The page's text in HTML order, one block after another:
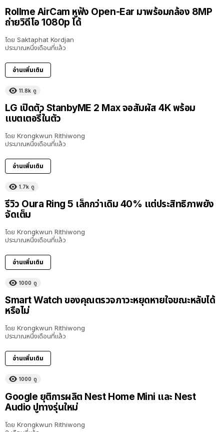
Rollme AirCam หูฟัง Open-Ear มาพร้อมกล้อง 8MP
ถ่ายวิดีโอ 1080p ได้
โดย Saktaphat Kordjan
ประมาณหนึ่งเดือนที่แล้ว
อ่านเพิ่มเติม
11.8k ดู
LG เปิดตัว StanbyME 2 Max จอสัมผัส 4K พร้อม
แบตเตอรี่ในตัว
โดย Krongkwun Rithiwong
ประมาณหนึ่งเดือนที่แล้ว
อ่านเพิ่มเติม
1.7k ดู
รีวิว Oura Ring 5 เล็กกว่าเดิม 40% แต่ประสิทธิภาพยัง
จัดเต็ม
โดย Krongkwun Rithiwong
ประมาณหนึ่งเดือนที่แล้ว
อ่านเพิ่มเติม
1000 ดู
Smart Watch ของคุณตรวจภาวะหยุดหายใจขณะหลับได้
หรือไม่
โดย Krongkwun Rithiwong
ประมาณหนึ่งเดือนที่แล้ว
อ่านเพิ่มเติม
1000 ดู
Google ยุติการผลิต Nest Home Mini และ Nest
Audio ปูทางรุ่นใหม่
โดย Krongkwun Rithiwong